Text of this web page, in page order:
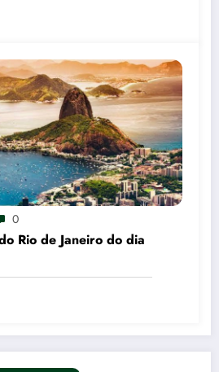
0
Rio de Janeiro do dia